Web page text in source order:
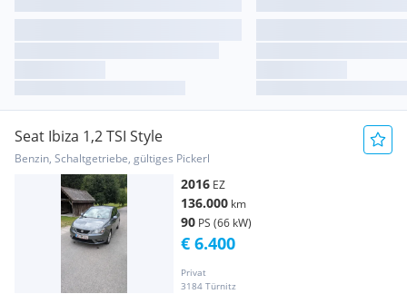
Seat Ibiza 1,2 TSI Style
Benzin, Schaltgetriebe, gültiges Pickerl
2016 EZ
136.000 km
90 PS (66 kW)
Privat
3184 Türnitz
€ 6.400